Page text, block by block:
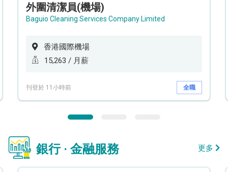
外圍清潔員(機場)
Baguio Cleaning Services Company Limited
香港國際機場
15,263 / 月薪
刊登於 11小時前 全職
銀行 · 金融服務 更多